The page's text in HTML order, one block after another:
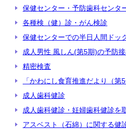
保健センター・予防歯科センタ
各種検（健）診・がん検診
保健センターでの半日人間ドッ
成人男性 風しん(第5期)の予防
精密検査
「かわにし食育推進だより（第
成人歯科健診
成人歯科健診・妊婦歯科健診を
アスベスト（石綿）に関する健